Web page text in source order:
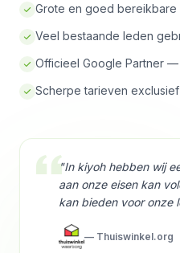
Grote en goed bereikbare
Veel bestaande leden
Officieel Google Partner
Scherpe tarieven
"In kiyoh hebben wij
aan onze eisen kan
kan bieden voor onze
— Thuiswinkel.org